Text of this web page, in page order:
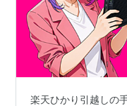
楽天ひかり引越しの